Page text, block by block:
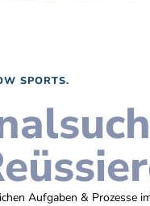
SPORTS.
Aufgaben & Prozesse